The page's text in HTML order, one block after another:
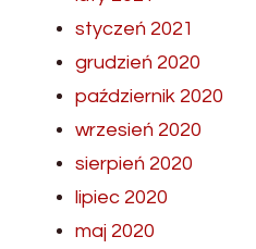
styczeń 2021
grudzień 2020
październik 2020
wrzesień 2020
sierpień 2020
lipiec 2020
maj 2020